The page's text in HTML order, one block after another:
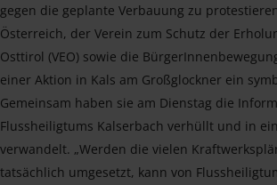
gegen die geplante Verbauung zu
Österreich, der Verein zum Schutz der
Osttirol (VEO) sowie die
einer Aktion in Kals am Großglockner ein
Gemeinsam haben sie am Dienstag die
Flussheiligtums Kalserbach verhüllt und in
verwandelt. „Werden die vielen
tatsächlich umgesetzt, kann von